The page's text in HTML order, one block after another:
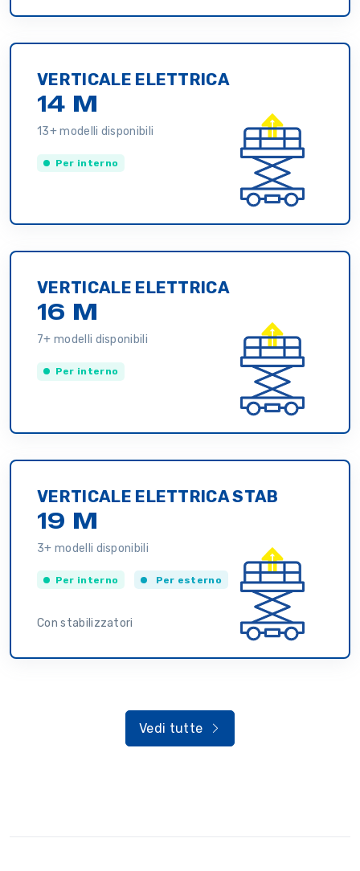
VERTICALE ELETTRICA
14 M
13+ modelli disponibili
Per interno
VERTICALE ELETTRICA
16 M
7+ modelli disponibili
Per interno
VERTICALE ELETTRICA STAB
19 M
3+ modelli disponibili
Per interno Per esterno
Con stabilizzatori
Vedi tutte